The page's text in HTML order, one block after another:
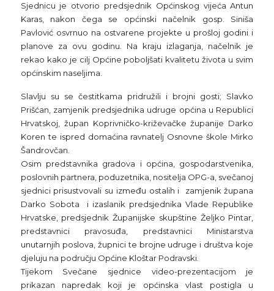
Sjednicu je otvorio predsjednik Općinskog vijeća Antun
Karas, nakon čega se općinski načelnik gosp. Siniša
Pavlović osvrnuo na ostvarene projekte u prošloj godini i
planove za ovu godinu. Na kraju izlaganja, načelnik je
rekao kako je cilj Općine poboljšati kvalitetu života u svim
općinskim naseljima.
Slavlju su se čestitkama pridružili i brojni gosti; Slavko
Prišćan, zamjenik predsjednika udruge općina u Republici
Hrvatskoj, župan Koprivničko-križevačke županije Darko
Koren te ispred domaćina ravnatelj Osnovne škole Mirko
Šandrovčan.
Osim predstavnika gradova i općina, gospodarstvenika,
poslovnih partnera, poduzetnika, nositelja OPG-a, svečanoj
sjednici prisustvovali su između ostalih i zamjenik župana
Darko Sobota i izaslanik predsjednika Vlade Republike
Hrvatske, predsjednik Županijske skupštine Željko Pintar,
predstavnici pravosuđa, predstavnici Ministarstva
unutarnjih poslova, župnici te brojne udruge i društva koje
djeluju na području Općine Kloštar Podravski.
Tijekom Svečane sjednice video-prezentacijom je
prikazan napredak koji je općinska vlast postigla u